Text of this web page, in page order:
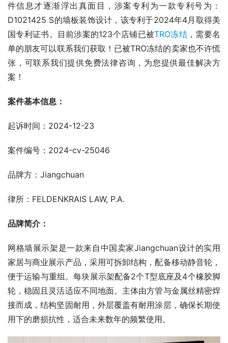
件信息才逐渐浮出真面目，涉案专利为一款专利号为：
D1021425 S的墙板装饰设计，该专利于2024年4月取得美
国专利证书。目前涉案的123个店铺已被TRO冻结 ，需要名
单的朋友可以联系我们获取！已被TRO冻结的卖家也不许慌
张，可联系我们提供免费法律咨询，为您提供最佳解决方
案！
案件基本信息：
起诉时间：2024-12-23
案件编号：2024-cv-25046
品牌方：Jiangchuan
律所：FELDENKRAIS LAW, P.A.
品牌简介：
网格墙展示架是一款来自中国卖家Jiangchuan设计的实用
家居与商业展示产品，采用可拆卸结构，配备移动静音轮，
便于运输与重组。每块展示架配备2个T型底座及4个橡胶脚
轮，稳固且灵活适应不同地面。主体由方管与金属丝精密焊
接而成，结构坚固耐用，外层覆盖有耐用涂层，确保长期使
用下的磨损抗性，适合未来数年的频繁使用。